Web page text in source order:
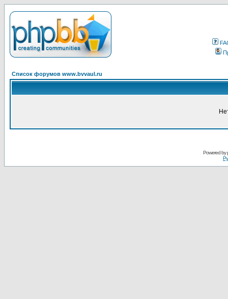
Список форумов www.bvvaul.ru
Powered by